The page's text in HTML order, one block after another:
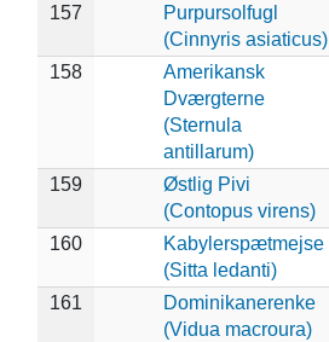
157
Purpursolfugl
(Cinnyris asiaticus)
158
Amerikansk
Dværgterne
(Sternula
antillarum)
159
Østlig Pivi
(Contopus virens)
160
Kabylerspætmejse
(Sitta ledanti)
161
Dominikanerenke
(Vidua macroura)